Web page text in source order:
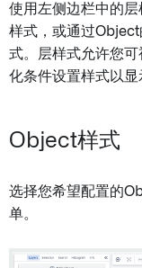
使用左侧边栏中的
样式，或通过
式。层样式允许您
化条件设置样式以显
Object样式
选择您希望配置的
单。